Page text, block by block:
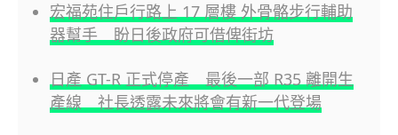
宏福苑住戶行路上 17 層樓 外骨骼步行輔助
器幫手 盼日後政府可借俾街坊
日產 GT-R 正式停產 最後一部 R35 離開生
產線 社長透露未來將會有新一代登場